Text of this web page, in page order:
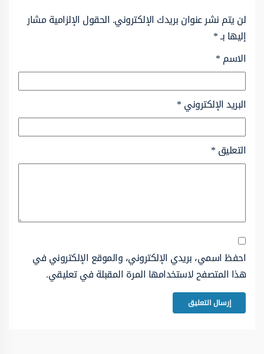
لن يتم نشر عنوان بريدك الإلكتروني. الحقول الإلزامية مشار
إليها بـ*
الاسم*
البريد الإلكتروني*
التعليق*
احفظ اسمي، بريدي الإلكتروني، والموقع الإلكتروني في
هذا المتصفح لاستخدامها المرة المقبلة في تعليقي.